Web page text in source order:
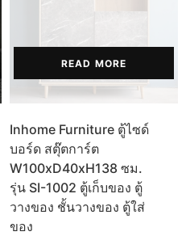
READ MORE
Inhome Furniture ตู้ไซด์
บอร์ด สตุ๊ตการ์ต
W100xD40xH138 ซม.
รุ่น SI-1002 ตู้เก็บของ ตู้
วางของ ชั้นวางของ ตู้ใส่
ของ